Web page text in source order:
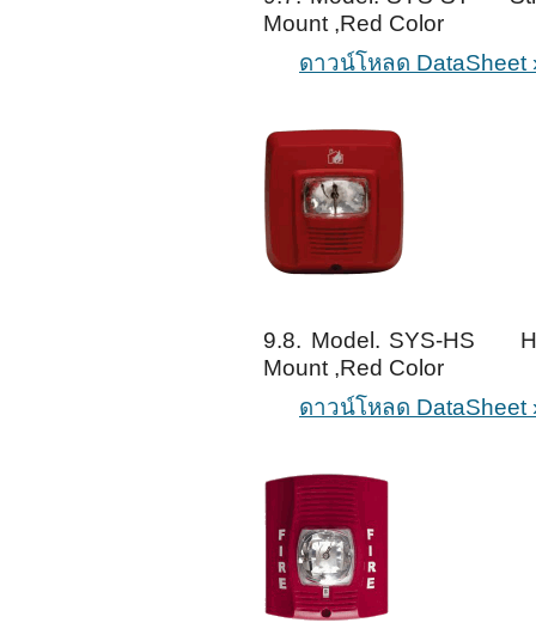
Mount ,Red Color
ดาวน์โหลด DataSheet
9.8. Model. SYS-HS
Mount ,Red Color
ดาวน์โหลด DataSheet